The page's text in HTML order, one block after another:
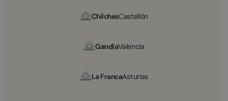
ChilchesCastellón
GandíaValencia
La FrancaAsturias